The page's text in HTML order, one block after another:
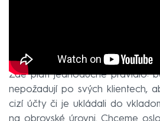
Zde platí jednoduché pravidlo:
nepožadují po svých klientech,
cizí účty či je ukládali do
na obrovské úrovni. Chceme